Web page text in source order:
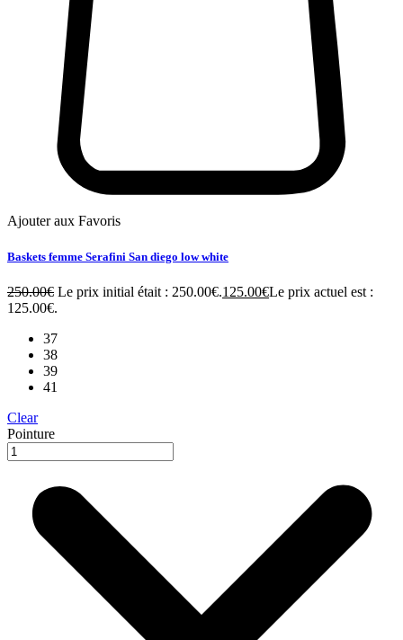
Ajouter aux Favoris
Baskets femme Serafini San diego low white
250.00€ Le prix initial était : 250.00€.125.00€Le prix actuel est :
125.00€.
37
38
39
41
Clear
Pointure